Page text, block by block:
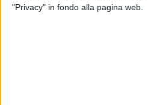
"Privacy" in fondo alla pagina web.
BARLETTA - 10 MAGGIO 2010